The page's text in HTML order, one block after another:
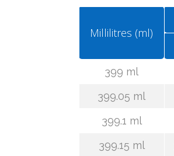
Millilitres (ml)
399 ml
399.05 ml
399.1 ml
399.15 ml